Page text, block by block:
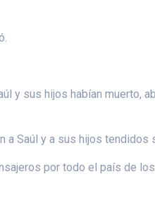
y sus hijos habían muerto,
Saúl y a sus hijos tendidos
por todo el país de